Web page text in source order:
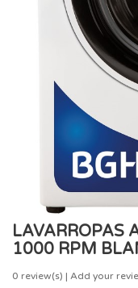
LAVARROPAS
1000 RPM
0 review(s) | Add your